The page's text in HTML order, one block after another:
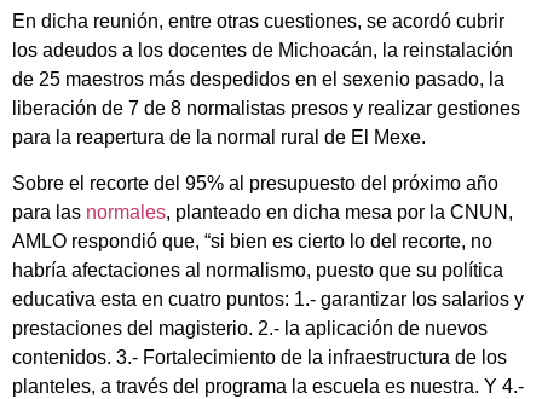
En dicha reunión, entre otras cuestiones, se acordó cubrir
los adeudos a los docentes de Michoacán, la reinstalación
de 25 maestros más despedidos en el sexenio pasado, la
liberación de 7 de 8 normalistas presos y realizar gestiones
para la reapertura de la normal rural de El Mexe.
Sobre el recorte del 95% al presupuesto del próximo año
para las normales, planteado en dicha mesa por la CNUN,
AMLO respondió que, “si bien es cierto lo del recorte, no
habría afectaciones al normalismo, puesto que su política
educativa esta en cuatro puntos: 1.- garantizar los salarios y
prestaciones del magisterio. 2.- la aplicación de nuevos
contenidos. 3.- Fortalecimiento de la infraestructura de los
planteles, a través del programa la escuela es nuestra. Y 4.-